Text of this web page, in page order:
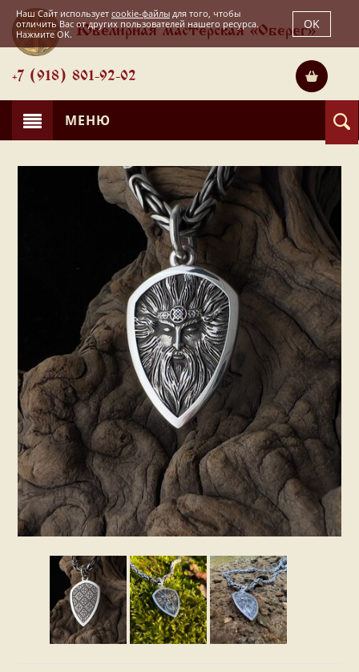
Ювелирная мастерская «Оберег»
+7 (918) 801-92-02
МЕНЮ
Наш Сайт использует cookie-файлы для того, чтобы
отличить Вас от других пользователей нашего ресурса.
Нажмите OK.
OK